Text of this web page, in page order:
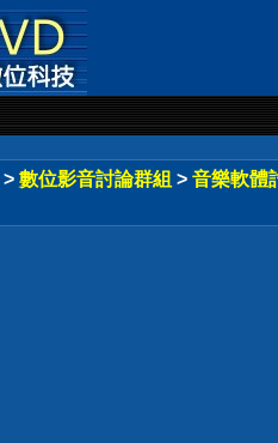
> 數位影音討論群組 > 音樂軟體